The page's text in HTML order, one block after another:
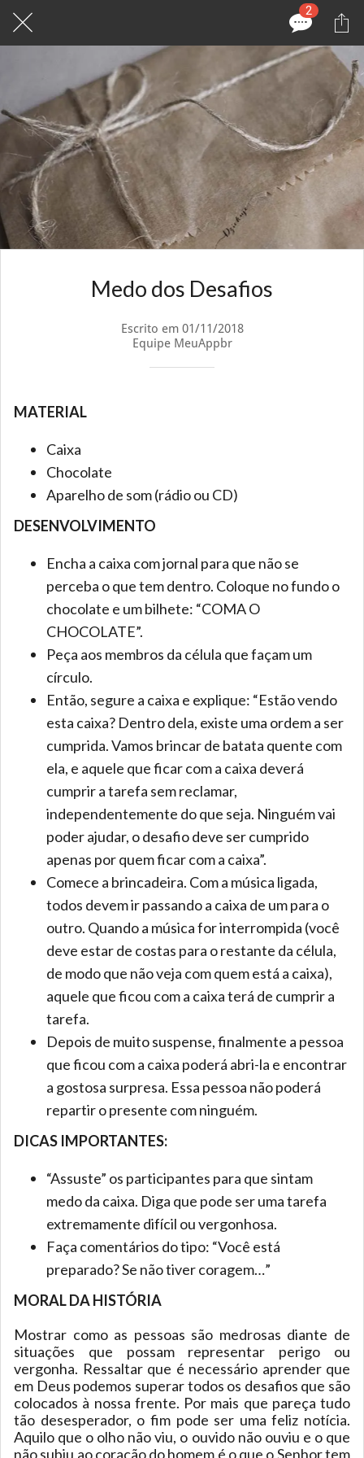
2
Medo dos Desafios
Escrito em 01/11/2018
Equipe MeuAppbr
MATERIAL
Caixa
Chocolate
Aparelho de som (rádio ou CD)
DESENVOLVIMENTO
Encha a caixa com jornal para que não se
perceba o que tem dentro. Coloque no fundo o
chocolate e um bilhete: “COMA O
CHOCOLATE”.
Peça aos membros da célula que façam um
círculo.
Então, segure a caixa e explique: “Estão vendo
esta caixa? Dentro dela, existe uma ordem a ser
cumprida. Vamos brincar de batata quente com
ela, e aquele que ficar com a caixa deverá
cumprir a tarefa sem reclamar,
independentemente do que seja. Ninguém vai
poder ajudar, o desafio deve ser cumprido
apenas por quem ficar com a caixa”.
Comece a brincadeira. Com a música ligada,
todos devem ir passando a caixa de um para o
outro. Quando a música for interrompida (você
deve estar de costas para o restante da célula,
de modo que não veja com quem está a caixa),
aquele que ficou com a caixa terá de cumprir a
tarefa.
Depois de muito suspense, finalmente a pessoa
que ficou com a caixa poderá abri-la e encontrar
a gostosa surpresa. Essa pessoa não poderá
repartir o presente com ninguém.
DICAS IMPORTANTES:
“Assuste” os participantes para que sintam
medo da caixa. Diga que pode ser uma tarefa
extremamente difícil ou vergonhosa.
Faça comentários do tipo: “Você está
preparado? Se não tiver coragem…”
MORAL DA HISTÓRIA
Mostrar como as pessoas são medrosas diante de
situações que possam representar perigo ou
vergonha. Ressaltar que é necessário aprender que
em Deus podemos superar todos os desafios que são
colocados à nossa frente. Por mais que pareça tudo
tão desesperador, o fim pode ser uma feliz notícia.
Aquilo que o olho não viu, o ouvido não ouviu e o que
não subiu ao coração do homem é o que o Senhor tem